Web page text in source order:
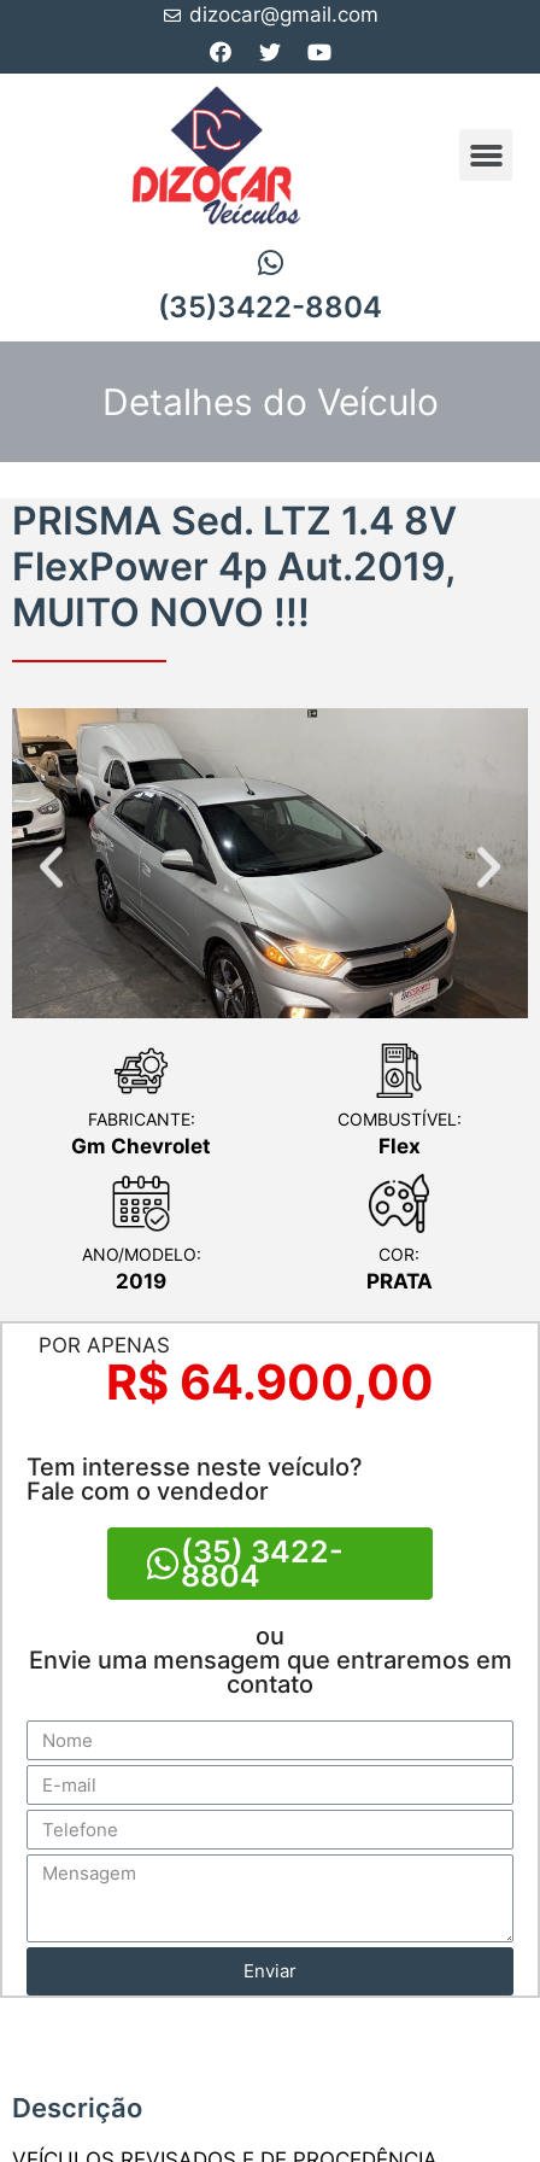
dizocar@gmail.com
(35)3422-8804
Detalhes do Veículo
PRISMA Sed. LTZ 1.4 8V
FlexPower 4p Aut.2019,
MUITO NOVO !!!
FABRICANTE:
Gm Chevrolet
COMBUSTÍVEL:
Flex
ANO/MODELO:
2019
COR:
PRATA
POR APENAS
R$ 64.900,00
Tem interesse neste veículo?
Fale com o vendedor
(35) 3422-
8804
ou
Envie uma mensagem que entraremos em
contato
Enviar
Descrição